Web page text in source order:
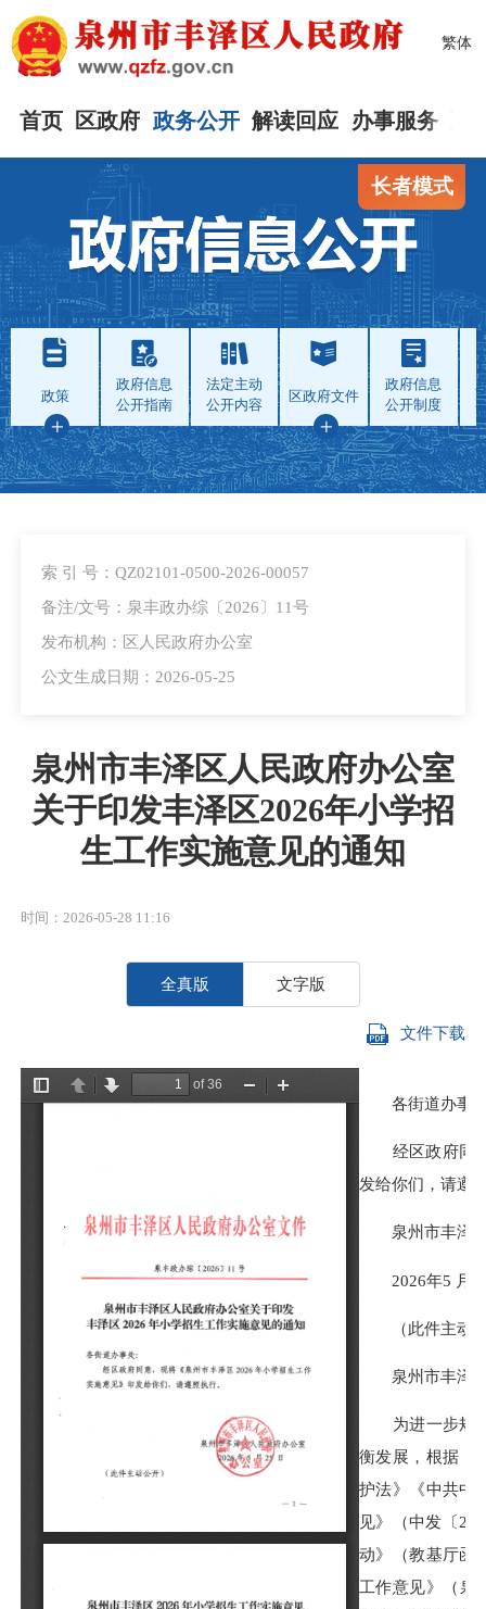
繁体
首页 区政府 政务公开 解读回应 办事服务
长者模式
政策
政府信息
公开指南
法定主动
公开内容
区政府文件
政府信息
公开制度
索 引 号：QZ02101-0500-2026-00057
备注/文号：泉丰政办综〔2026〕11号
发布机构：区人民政府办公室
公文生成日期：2026-05-25
泉州市丰泽区人民政府办公室
关于印发丰泽区2026年小学招
生工作实施意见的通知
时间：2026-05-28 11:16
全真版 文字版
文件下载
各街道办事
经区政府同意
发给你们，请遵
泉州市丰泽区
2026年5 月
（此件主动
泉州市丰泽区
为进一步规范
衡发展，根据《
护法》《中共中
见》（中发〔
动》（教基厅函
工作意见》（泉